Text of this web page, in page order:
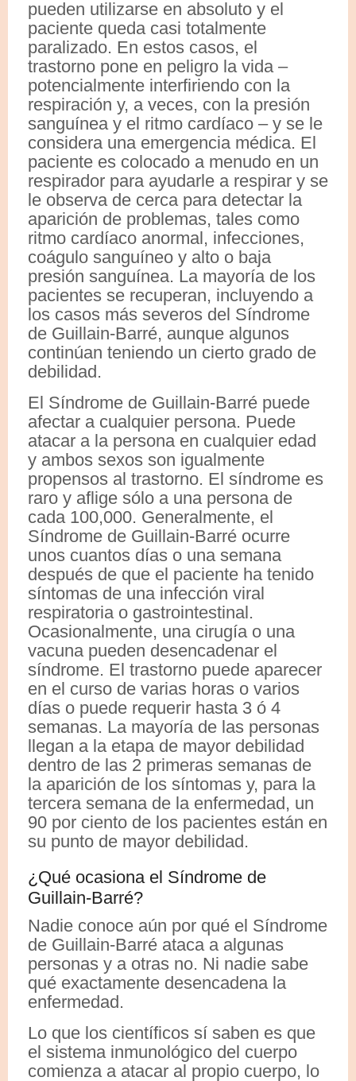
pueden utilizarse en absoluto y el
paciente queda casi totalmente
paralizado. En estos casos, el
trastorno pone en peligro la vida –
potencialmente interfiriendo con la
respiración y, a veces, con la presión
sanguínea y el ritmo cardíaco – y se le
considera una emergencia médica. El
paciente es colocado a menudo en un
respirador para ayudarle a respirar y se
le observa de cerca para detectar la
aparición de problemas, tales como
ritmo cardíaco anormal, infecciones,
coágulo sanguíneo y alto o baja
presión sanguínea. La mayoría de los
pacientes se recuperan, incluyendo a
los casos más severos del Síndrome
de Guillain-Barré, aunque algunos
continúan teniendo un cierto grado de
debilidad.
El Síndrome de Guillain-Barré puede
afectar a cualquier persona. Puede
atacar a la persona en cualquier edad
y ambos sexos son igualmente
propensos al trastorno. El síndrome es
raro y aflige sólo a una persona de
cada 100,000. Generalmente, el
Síndrome de Guillain-Barré ocurre
unos cuantos días o una semana
después de que el paciente ha tenido
síntomas de una infección viral
respiratoria o gastrointestinal.
Ocasionalmente, una cirugía o una
vacuna pueden desencadenar el
síndrome. El trastorno puede aparecer
en el curso de varias horas o varios
días o puede requerir hasta 3 ó 4
semanas. La mayoría de las personas
llegan a la etapa de mayor debilidad
dentro de las 2 primeras semanas de
la aparición de los síntomas y, para la
tercera semana de la enfermedad, un
90 por ciento de los pacientes están en
su punto de mayor debilidad.
¿Qué ocasiona el Síndrome de
Guillain-Barré?
Nadie conoce aún por qué el Síndrome
de Guillain-Barré ataca a algunas
personas y a otras no. Ni nadie sabe
qué exactamente desencadena la
enfermedad.
Lo que los científicos sí saben es que
el sistema inmunológico del cuerpo
comienza a atacar al propio cuerpo, lo